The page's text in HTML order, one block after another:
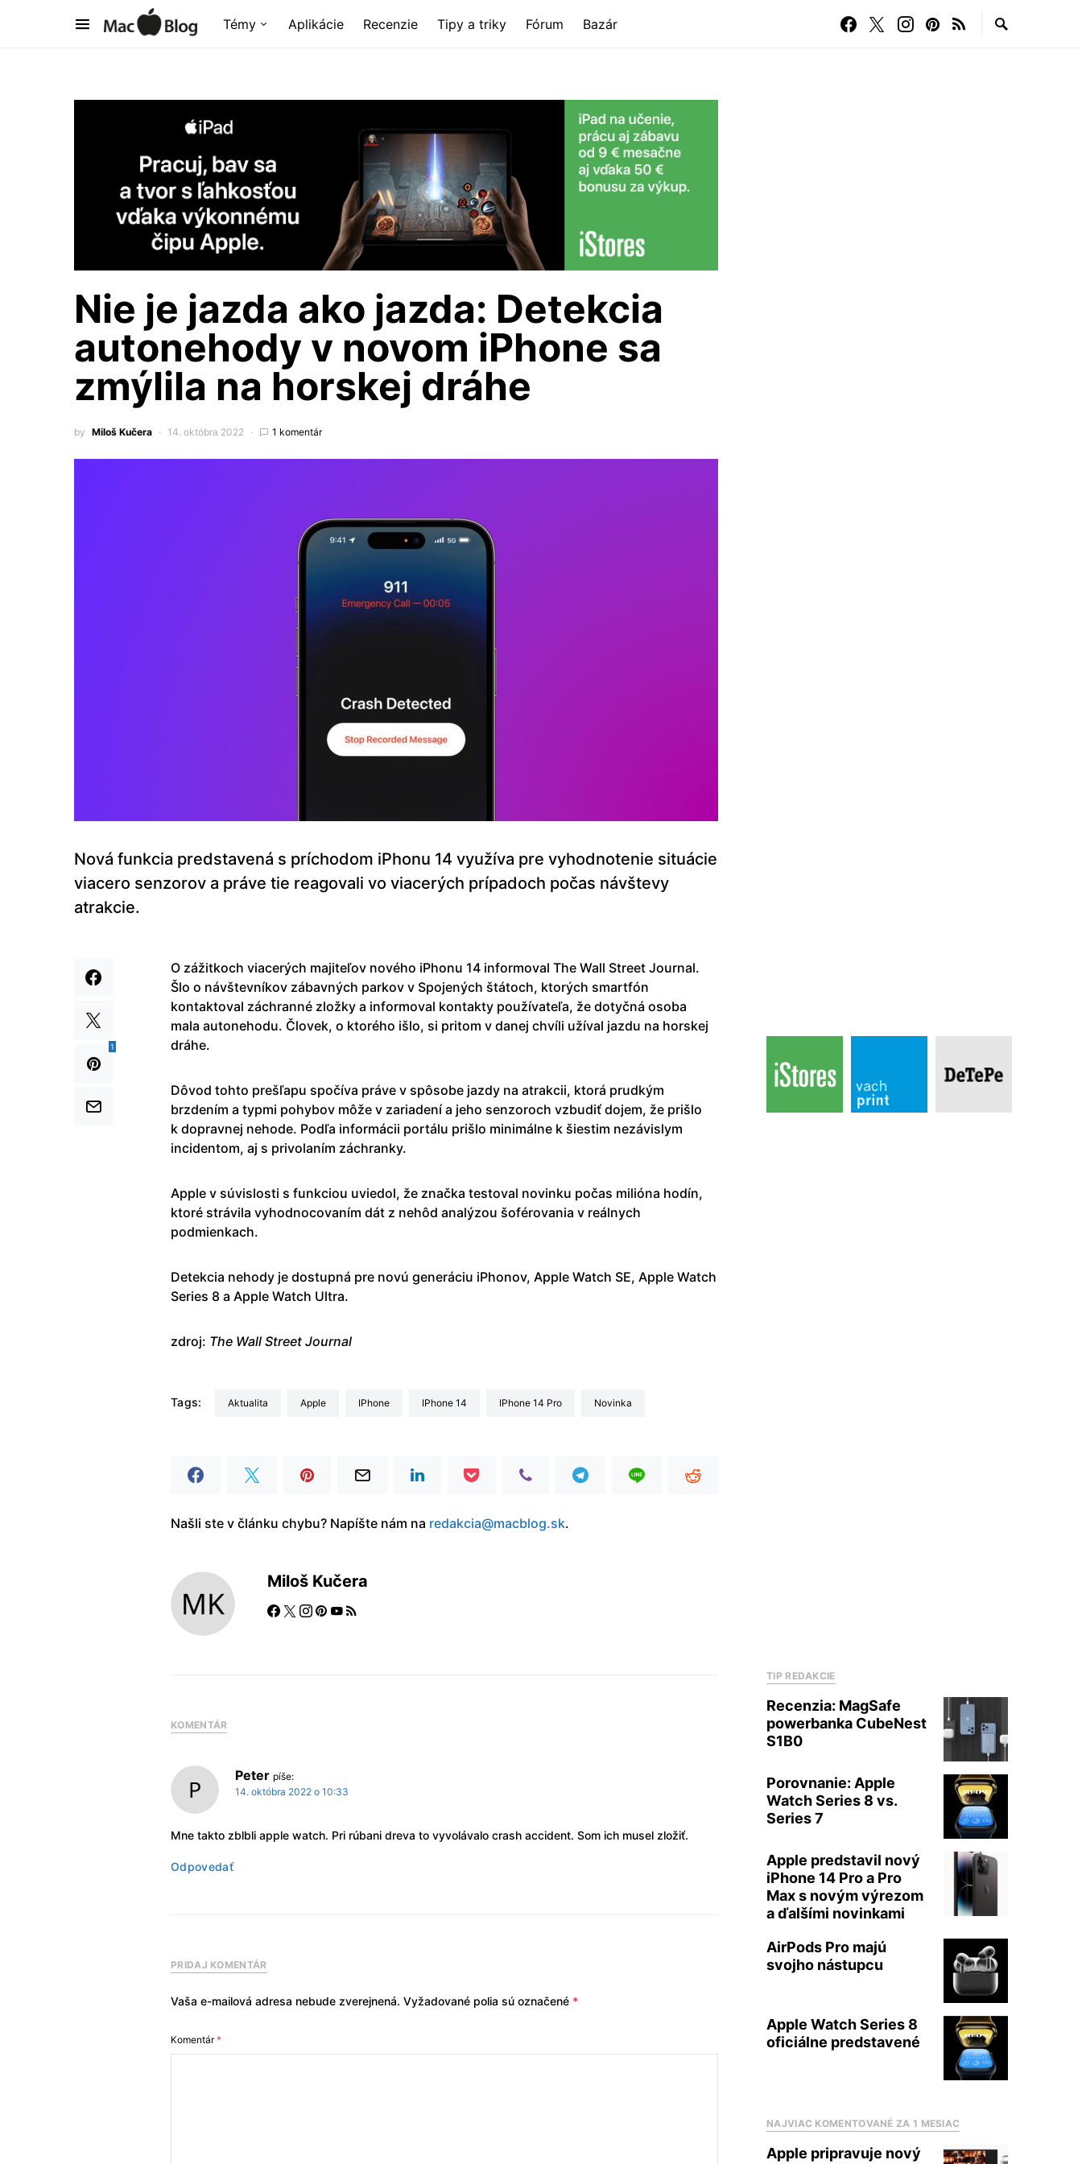
Témy Aplikácie Recenzie Tipy a triky Fórum Bazár
Nie je jazda ako jazda: Detekcia
autonehody v novom iPhone sa
zmýlila na horskej dráhe
by Miloš Kučera 14. októbra 2022 1 komentár
Nová funkcia predstavená s príchodom iPhonu 14 využíva pre vyhodnotenie situácie
viacero senzorov a práve tie reagovali vo viacerých prípadoch počas návštevy
atrakcie.
1
O zážitkoch viacerých majiteľov nového iPhonu 14 informoval The Wall Street Journal.
Šlo o návštevníkov zábavných parkov v Spojených štátoch, ktorých smartfón
kontaktoval záchranné zložky a informoval kontakty používateľa, že dotyčná osoba
mala autonehodu. Človek, o ktorého išlo, si pritom v danej chvíli užíval jazdu na horskej
dráhe.
Dôvod tohto prešľapu spočíva práve v spôsobe jazdy na atrakcii, ktorá prudkým
brzdením a typmi pohybov môže v zariadení a jeho senzoroch vzbudiť dojem, že prišlo
k dopravnej nehode. Podľa informácii portálu prišlo minimálne k šiestim nezávislym
incidentom, aj s privolaním záchranky.
Apple v súvislosti s funkciou uviedol, že značka testoval novinku počas milióna hodín,
ktoré strávila vyhodnocovaním dát z nehôd analýzou šoférovania v reálnych
podmienkach.
Detekcia nehody je dostupná pre novú generáciu iPhonov, Apple Watch SE, Apple Watch
Series 8 a Apple Watch Ultra.
zdroj: The Wall Street Journal
Tags: aktualita Apple iPhone iPhone 14 iPhone 14 Pro Novinka
Našli ste v článku chybu? Napíšte nám na redakcia@macblog.sk.
Miloš Kučera
KOMENTÁR
Peter píše:
14. októbra 2022 o 10:33
Mne takto zblbli apple watch. Pri rúbani dreva to vyvolávalo crash accident. Som ich musel zložiť.
Odpovedať
PRIDAJ KOMENTÁR
Vaša e-mailová adresa nebude zverejnená. Vyžadované polia sú označené *
Komentár*
TIP REDAKCIE
Recenzia: MagSafe
powerbanka CubeNest
S1B0
Porovnanie: Apple
Watch Series 8 vs.
Series 7
Apple predstavil nový
iPhone 14 Pro a Pro
Max s novým výrezom
a ďalšími novinkami
AirPods Pro majú
svojho nástupcu
Apple Watch Series 8
oficiálne predstavené
NAJVIAC KOMENTOVANÉ ZA 1 MESIAC
Apple pripravuje nový